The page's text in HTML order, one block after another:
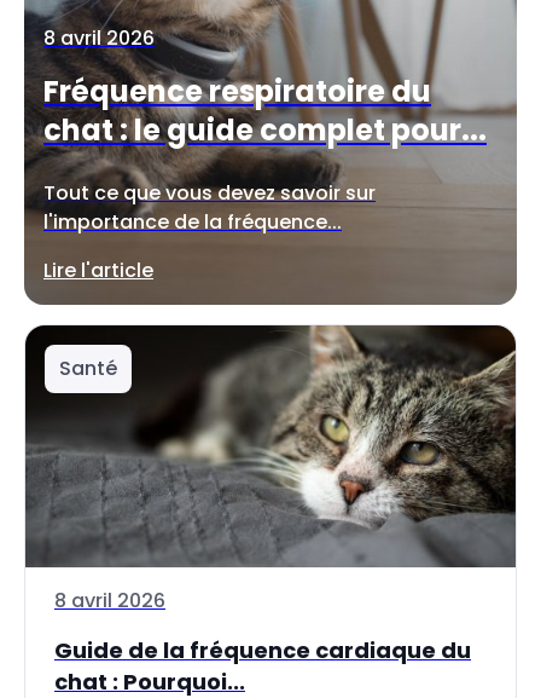
8 avril 2026
Fréquence respiratoire du
chat : le guide complet pour...
Tout ce que vous devez savoir sur
l'importance de la fréquence...
Lire l'article
Santé
8 avril 2026
Guide de la fréquence cardiaque du
chat : Pourquoi...